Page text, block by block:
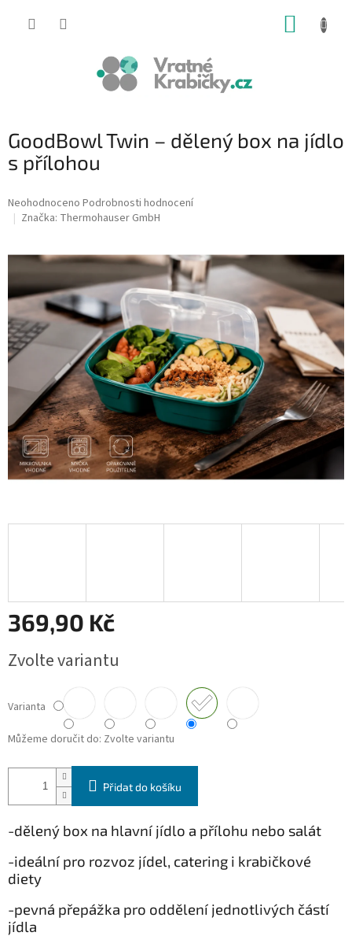
GoodBowl Twin – dělený box na jídlo
s přílohou
Průměrné
hodnocení
0,0
5
hvězdiček.
Neohodnoceno Podrobnosti hodnocení
Značka: Thermohauser GmbH
369,90 Kč
cena:
Zvolte variantu
Varianta
Můžeme doručit do: Zvolte variantu
Přidat do košíku
-dělený box na hlavní jídlo a přílohu nebo salát
-ideální pro rozvoz jídel, catering i krabičkové
diety
-pevná přepážka pro oddělení jednotlivých částí
jídla